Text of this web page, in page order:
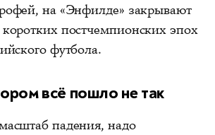
на «Энфилде» закрывают
постчемпионских эпох
футбола.
всё пошло не так
падения, надо